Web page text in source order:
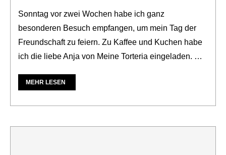
Sonntag vor zwei Wochen habe ich ganz
besonderen Besuch empfangen, um mein Tag der
Freundschaft zu feiern. Zu Kaffee und Kuchen habe
ich die liebe Anja von Meine Torteria eingeladen. …
MEHR LESEN